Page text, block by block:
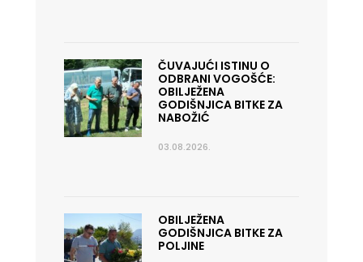
ČUVAJUĆI ISTINU O
ODBRANI VOGOŠĆE:
OBILJEŽENA
GODIŠNJICA BITKE ZA
NABOŽIĆ
03.08.2026.
OBILJEŽENA
GODIŠNJICA BITKE ZA
POLJINE